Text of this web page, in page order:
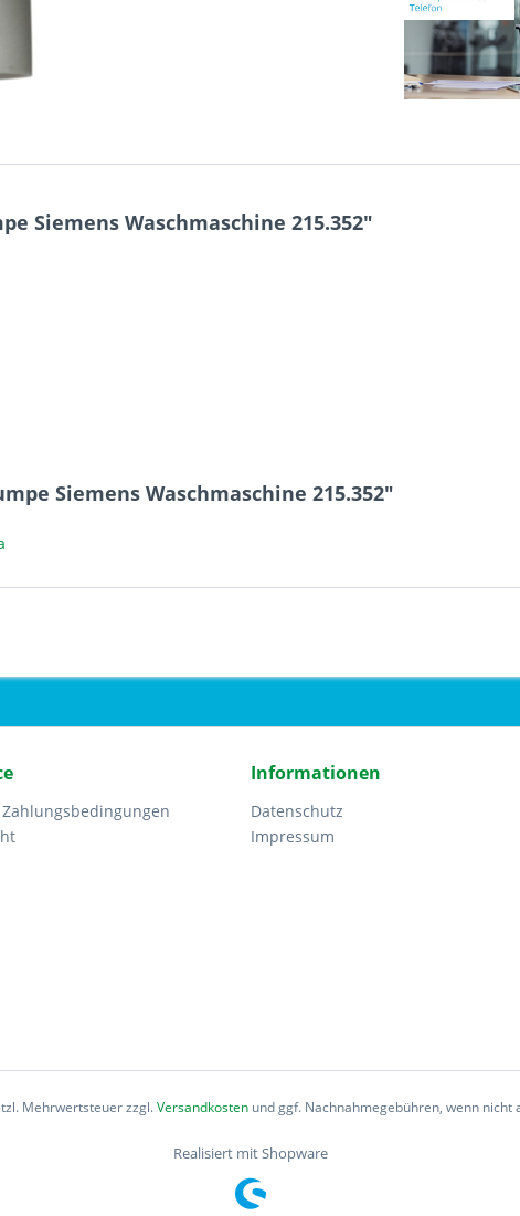
Siemens Waschmaschine 215.352"
Siemens Waschmaschine 215.352"
Informationen
Datenschutz
Impressum
Mehrwertsteuer zzgl.Versandkostenund ggf. Nachnahmegebühren, wenn nicht
Realisiert mit Shopware